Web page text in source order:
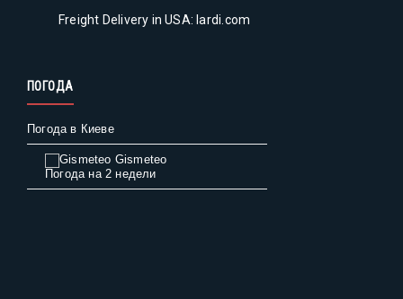
Freight Delivery in USA: lardi.com
ПОГОДА
Погода в Киеве
Gismeteo
Погода на 2 недели